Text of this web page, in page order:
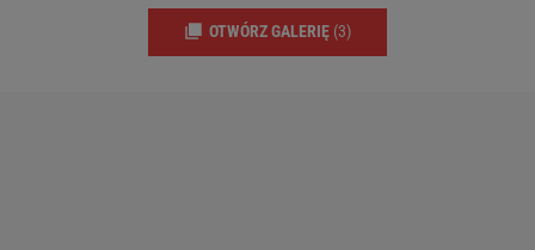
OTWÓRZ GALERIĘ (3)